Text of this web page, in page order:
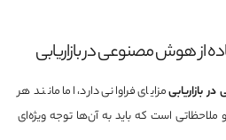
مصنوعی در بازاریابی
مزایای فراوانی دارد، اما مانند هر
است که باید به آن‌ها توجه ویژه‌ای